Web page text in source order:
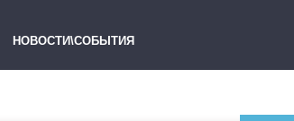
НОВОСТИ\СОБЫТИЯ